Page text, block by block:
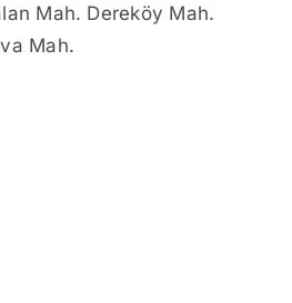
Mah. Dereköy Mah.
Mah.